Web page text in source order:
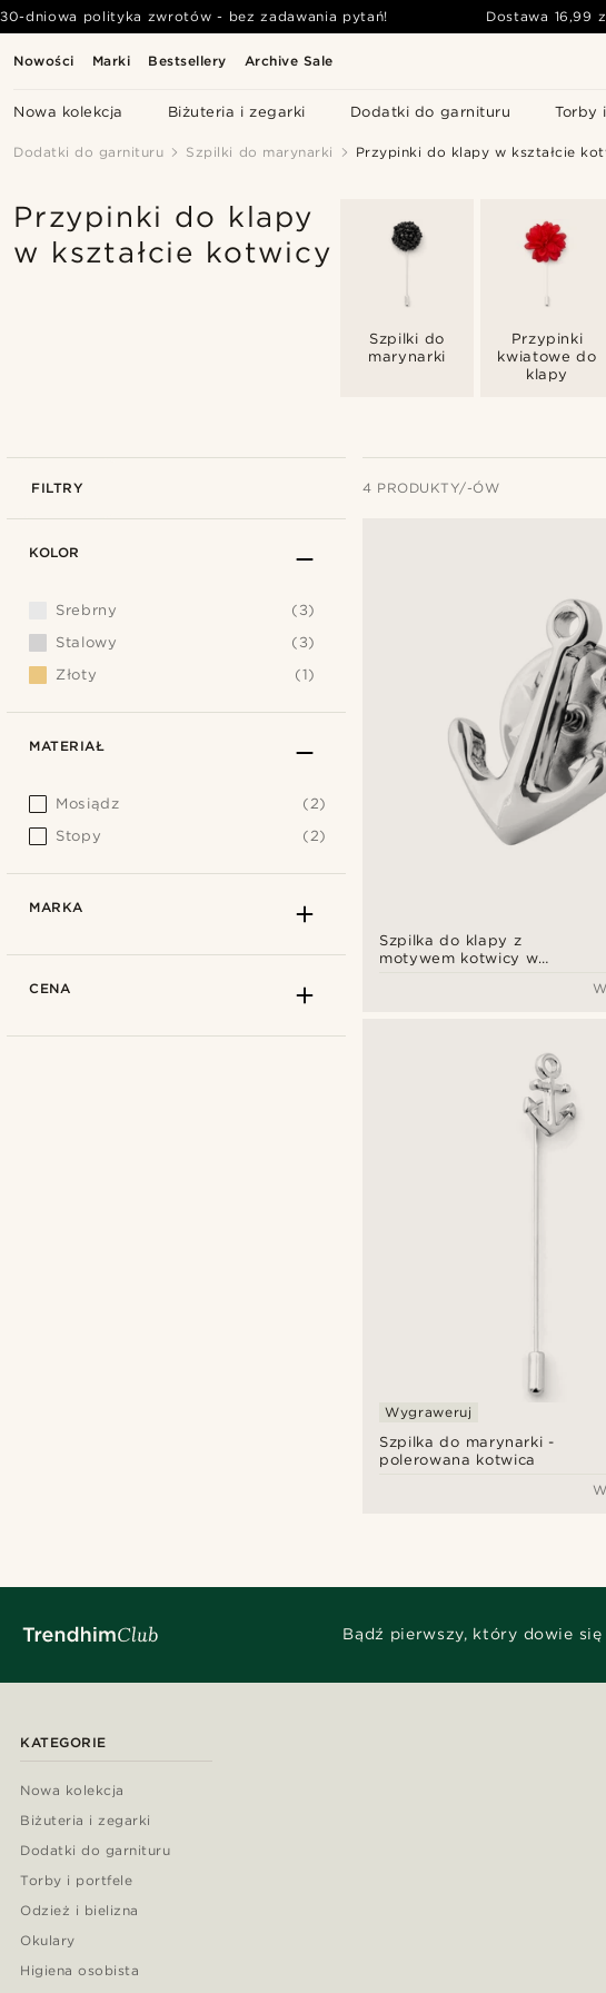
Nowości Marki Bestsellery Archive Sale
Nowa kolekcja Biżuteria i zegarki Dodatki do garnituru Torby
30-dniowa polityka zwrotów - bez zadawania pytań! Dostawa 16,99
Dodatki do garnituru Szpilki do marynarki Przypinki do klapy w kształcie
Przypinki do klapy
w kształcie kotwicy
Szpilki do
marynarki
Przypinki
kwiatowe do
klapy
FILTRY 4 PRODUKTY/-ÓW
Szpilka do klapy z
motywem kotwicy w
Szpilka do marynarki -
polerowana kotwica
Wygraweruj
KOLOR
Srebrny
(3)
Stalowy
(3)
Złoty
(1)
MATERIAŁ
Mosiądz
(2)
Stopy
(2)
MARKA
CENA
Bądź pierwszy, który dowie
KATEGORIE
Nowa kolekcja
Biżuteria i zegarki
Dodatki do garnituru
Torby i portfele
Odzież i bielizna
Okulary
Higiena osobista